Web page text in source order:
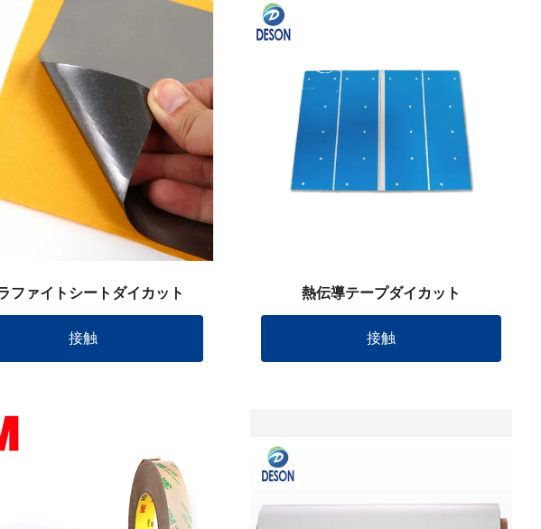
ファイトシートダイカット
接触
熱伝導テープダイカット
接触